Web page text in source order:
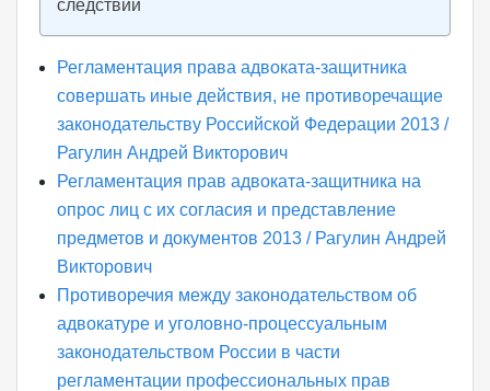
следствии
Регламентация права адвоката-защитника
совершать иные действия, не противоречащие
законодательству Российской Федерации 2013 /
Рагулин Андрей Викторович
Регламентация прав адвоката-защитника на
опрос лиц с их согласия и представление
предметов и документов 2013 / Рагулин Андрей
Викторович
Противоречия между законодательством об
адвокатуре и уголовно-процессуальным
законодательством России в части
регламентации профессиональных прав